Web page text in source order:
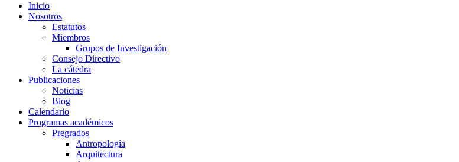
Inicio
Nosotros
Estatutos
Miembros
Grupos de Investigación
Consejo Directivo
La cátedra
Publicaciones
Noticias
Blog
Calendario
Programas académicos
Pregrados
Antropología
Arquitectura